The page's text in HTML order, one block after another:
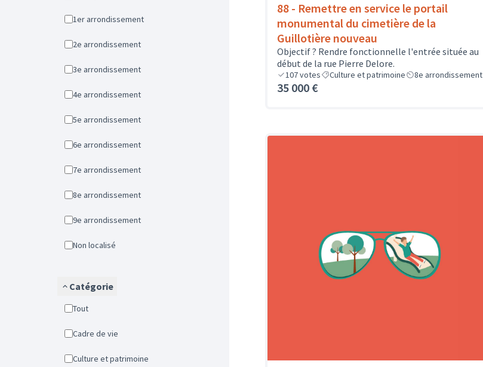
1er arrondissement
2e arrondissement
3e arrondissement
4e arrondissement
5e arrondissement
6e arrondissement
7e arrondissement
8e arrondissement
9e arrondissement
Non localisé
Catégorie
Tout
Cadre de vie
Culture et patrimoine
88 - Remettre en service le portail
monumental du cimetière de la
Guillotière nouveau
Objectif ? Rendre fonctionnelle l'entrée située au
début de la rue Pierre Delore.
107votes Culture et patrimoine 8e arrondissement
35 000 €